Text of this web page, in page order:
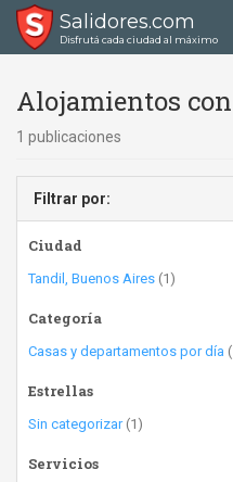
Salidores.com
Disfrutá cada ciudad al máximo
Alojamientos
1 publicaciones
Filtrar por:
Ciudad
Tandil, Buenos Aires (1)
Categoría
Casas y departamentos por día
Estrellas
Sin categorizar(1)
Servicios